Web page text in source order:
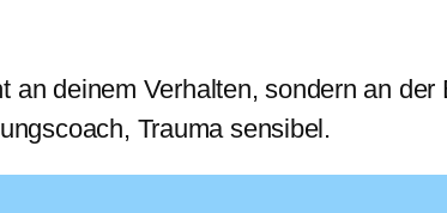
an deinem Verhalten, sondern an
Trauma sensibel.